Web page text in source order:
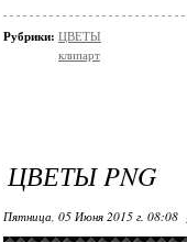
Рубрики: ЦВЕТЫ
клипарт
ЦВЕТЫ PNG
Пятница, 05 Июня 2015 г. 08:08